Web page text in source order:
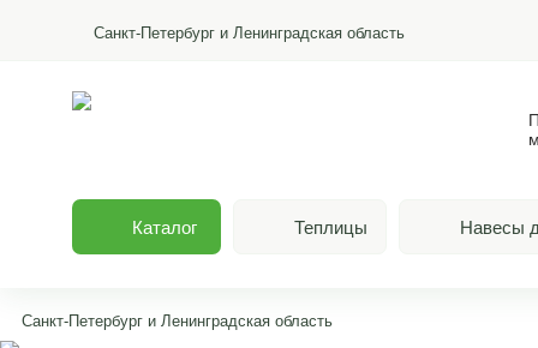
Санкт-Петербург и Ленинградская область
Каталог Теплицы Навесы
Санкт-Петербург и Ленинградская область